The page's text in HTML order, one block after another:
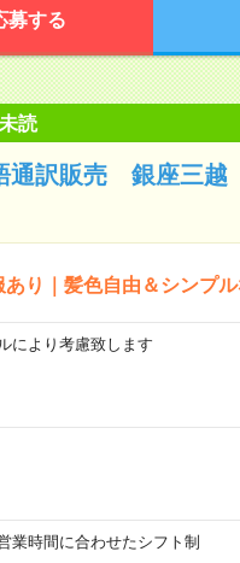
募する
未読
通訳販売 銀座三越
り｜髪色自由＆シンプ
より考慮致します
業時間に合わせたシフト制